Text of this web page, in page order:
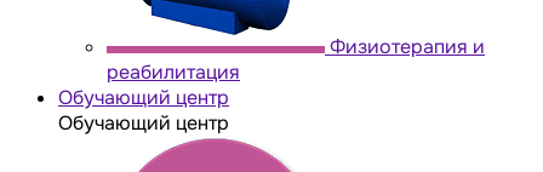
Физиотерапия и
реабилитация
Обучающий центр
Обучающий центр